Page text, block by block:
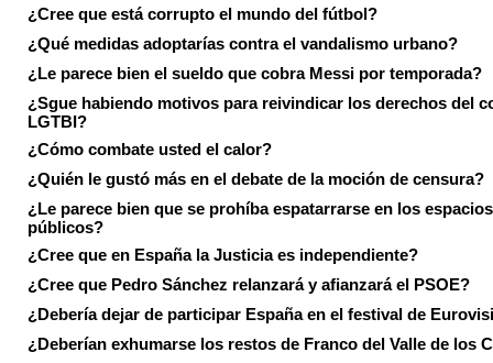
¿Cree que está corrupto el mundo del fútbol?
¿Qué medidas adoptarías contra el vandalismo urbano?
¿Le parece bien el sueldo que cobra Messi por temporada?
¿Sgue habiendo motivos para reivindicar los derechos del
LGTBI?
¿Cómo combate usted el calor?
¿Quién le gustó más en el debate de la moción de censura?
¿Le parece bien que se prohíba espatarrarse en los espacios
públicos?
¿Cree que en España la Justicia es independiente?
¿Cree que Pedro Sánchez relanzará y afianzará el PSOE?
¿Debería dejar de participar España en el festival de
¿Deberían exhumarse los restos de Franco del Valle de los